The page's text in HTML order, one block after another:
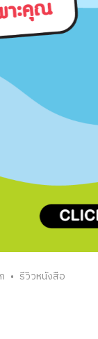
• รีวิวหนังสือ